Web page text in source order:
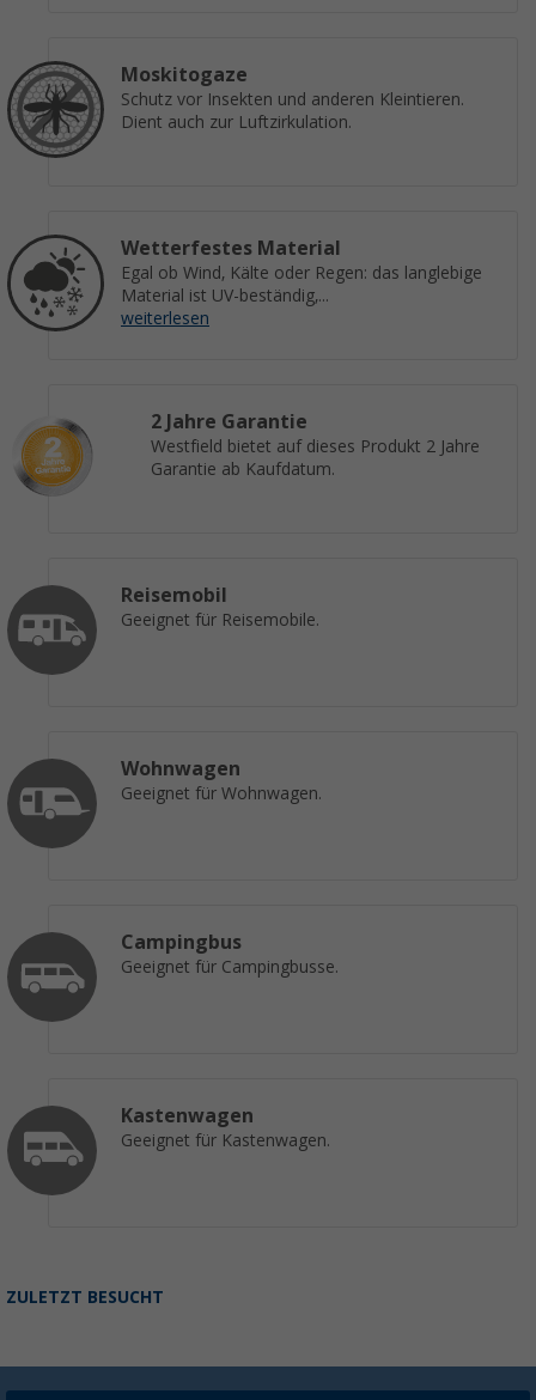
Moskitogaze
Schutz vor Insekten und anderen Kleintieren.
Dient auch zur Luftzirkulation.
Wetterfestes Material
Egal ob Wind, Kälte oder Regen: das langlebige
Material ist UV-beständig,...
weiterlesen
2 Jahre Garantie
Westfield bietet auf dieses Produkt 2 Jahre
Garantie ab Kaufdatum.
Reisemobil
Geeignet für Reisemobile.
Wohnwagen
Geeignet für Wohnwagen.
Campingbus
Geeignet für Campingbusse.
Kastenwagen
Geeignet für Kastenwagen.
ZULETZT BESUCHT